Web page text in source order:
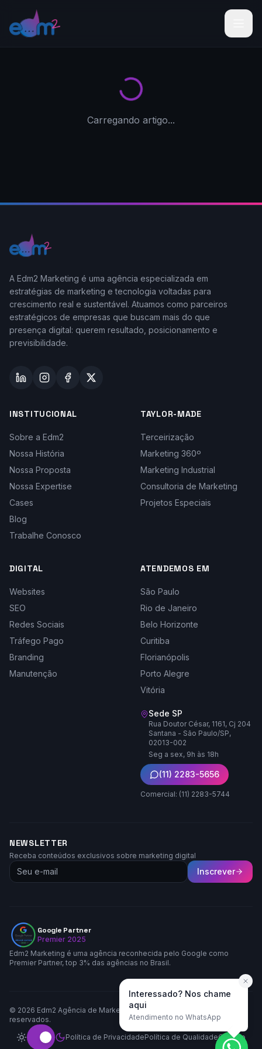
Interessado? Nos chame
aqui
Atendimento no WhatsApp
Carregando artigo...
A Edm2 Marketing é uma agência especializada em
estratégias de marketing e tecnologia voltadas para
crescimento real e sustentável. Atuamos como parceiros
estratégicos de empresas que buscam mais do que
presença digital: querem resultado, posicionamento e
previsibilidade.
INSTITUCIONAL
Sobre a Edm2
Nossa História
Nossa Proposta
Nossa Expertise
Cases
Blog
Trabalhe Conosco
TAYLOR-MADE
Terceirização
Marketing 360º
Marketing Industrial
Consultoria de Marketing
Projetos Especiais
DIGITAL
Websites
SEO
Redes Sociais
Tráfego Pago
Branding
Manutenção
ATENDEMOS EM
São Paulo
Rio de Janeiro
Belo Horizonte
Curitiba
Florianópolis
Porto Alegre
Vitória
Sede SP
Rua Doutor César, 1161, Cj 204
Santana - São Paulo/SP,
02013-002
Seg a sex, 9h às 18h
(11) 2283-5656
Comercial: (11) 2283-5744
NEWSLETTER
Receba conteúdos exclusivos sobre marketing digital
Inscrever
Google Partner
Premier 2025
Edm2 Marketing é uma agência reconhecida pelo Google como
Premier Partner, top 3% das agências no Brasil.
© 2026 Edm2 Agência de Marketing LTDA. Todos os direitos
reservados.
Política de PrivacidadePolítica de QualidadeContato